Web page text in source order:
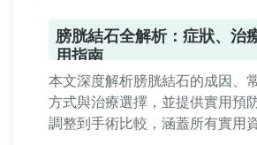
膀胱結石全解析：症狀、治
用指南
本文深度解析膀胱結石的成因、
方式與治療選擇，並提供實用預
調整到手術比較，涵蓋所有實用